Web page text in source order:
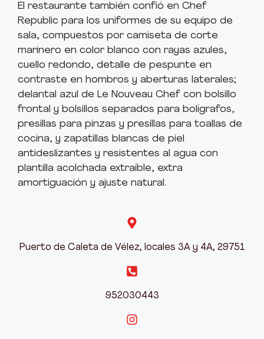
El restaurante también confió en Chef
Republic para los uniformes de su equipo de
sala, compuestos por camiseta de corte
marinero en color blanco con rayas azules,
cuello redondo, detalle de pespunte en
contraste en hombros y aberturas laterales;
delantal azul de Le Nouveau Chef con bolsillo
frontal y bolsillos separados para bolígrafos,
presillas para pinzas y presillas para toallas de
cocina, y zapatillas blancas de piel
antideslizantes y resistentes al agua con
plantilla acolchada extraíble, extra
amortiguación y ajuste natural.
Puerto de Caleta de Vélez, locales 3A y 4A, 29751
952030443